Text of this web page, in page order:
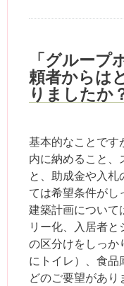
「グルー
頼者からは
りましたか
基本的なことです
内に納めること、
と、助成金や入
ては希望条件がし
建築計画について
リー化、入居者
の区分けをしっか
にトイレ）、食品
どのご要望があり